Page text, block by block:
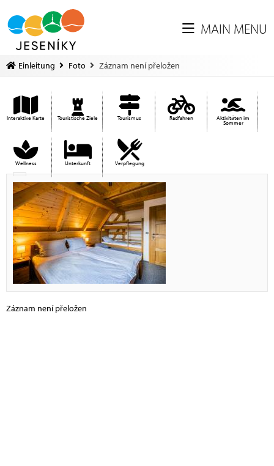
MAIN MENU
Einleitung Foto Záznam není přeložen
Interaktive Karte Touristische Ziele Tourismus Radfahren Aktivitäten im
Sommer
Wellness Unterkunft Verpflegung
Záznam není přeložen